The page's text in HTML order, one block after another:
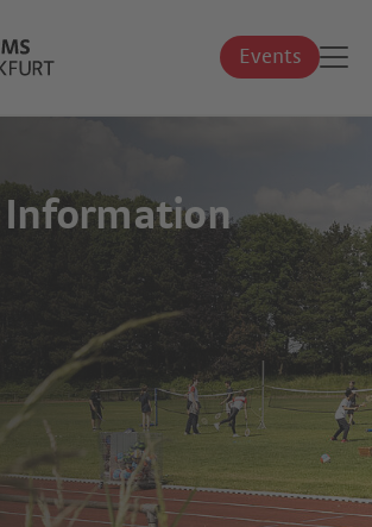
Events
Information